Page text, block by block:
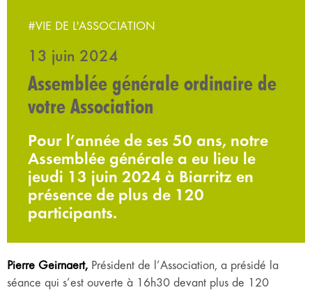
#VIE DE L'ASSOCIATION
13 juin 2024
Assemblée générale ordinaire de
votre Association
Pour l’année de ses 50 ans, notre
Assemblée générale a eu lieu le
jeudi 13 juin 2024 à Biarritz en
présence de plus de 120
participants.
Pierre Geirnaert, Président de l’Association, a présidé la
séance qui s’est ouverte à 16h30 devant plus de 120